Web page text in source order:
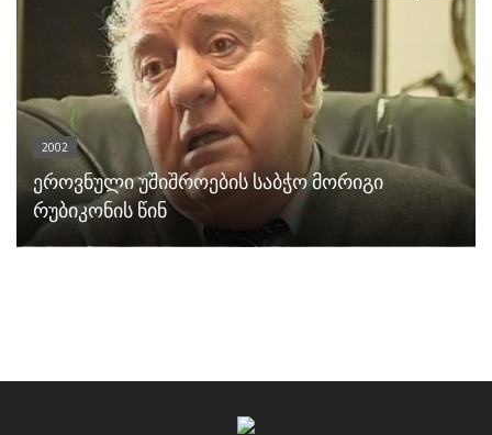
2002
ეროვნული უშიშროების საბჭო მორიგი
რუბიკონის წინ